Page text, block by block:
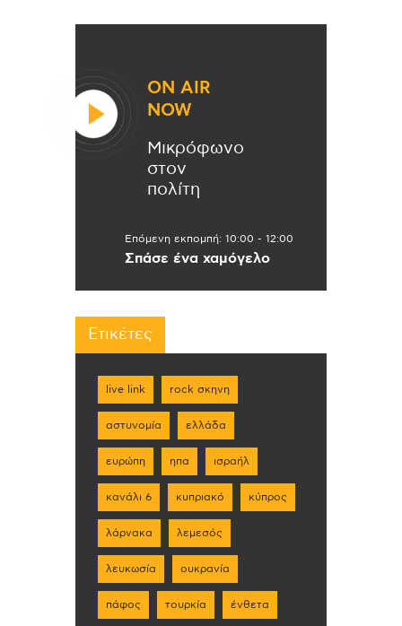
ON AIR
NOW
Μικρόφωνο
στον
πολίτη
Επόμενη εκπομπή: 10:00 - 12:00
Σπάσε ένα χαμόγελο
Ετικέτες
live link rock σκηνη
αστυνομία ελλάδα
ευρώπη ηπα ισραήλ
κανάλι 6 κυπριακό κύπρος
λάρνακα λεμεσός
λευκωσία ουκρανία
πάφος τουρκία ένθετα